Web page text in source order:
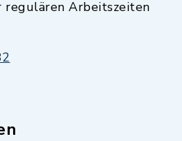
regulären Arbeitszeiten